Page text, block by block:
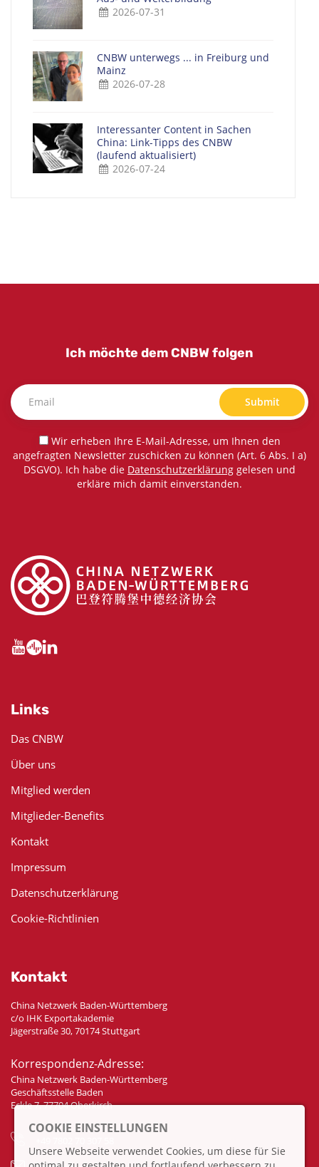
2026-07-31
CNBW unterwegs ... in Freiburg und
Mainz
2026-07-28
Interessanter Content in Sachen
China: Link-Tipps des CNBW
(laufend aktualisiert)
2026-07-24
Ich möchte dem CNBW folgen
Submit
Wir erheben Ihre E-Mail-Adresse, um Ihnen den
angefragten Newsletter zuschicken zu können (Art. 6 Abs. I a)
DSGVO). Ich habe die Datenschutzerklärung gelesen und
erkläre mich damit einverstanden.
Links
Das CNBW
Über uns
Mitglied werden
Mitglieder-Benefits
Kontakt
Impressum
Datenschutzerklärung
Cookie-Richtlinien
Kontakt
China Netzwerk Baden-Württemberg
c/o IHK Exportakademie
Jägerstraße 30, 70174 Stuttgart
Korrespondenz-Adresse:
China Netzwerk Baden-Württemberg
Geschäftsstelle Baden
Eckle 7, 77704 Oberkirch
COOKIE EINSTELLUNGEN
Unsere Webseite verwendet Cookies, um diese für Sie